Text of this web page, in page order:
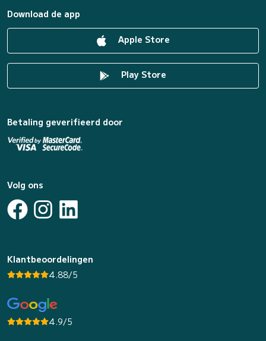
Download de app
Apple Store
Play Store
Betaling geverifieerd door
Volg ons
Klantbeoordelingen
4.88/5
4.9/5